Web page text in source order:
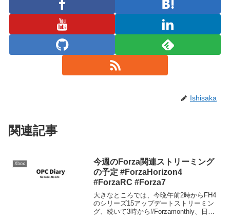
Ishisaka
関連記事
Xbox
今週のForza関連ストリーミング
の予定 #ForzaHorizon4
#ForzaRC #Forza7
大きなところでは、今晩午前2時からFH4
のシリーズ15アップデートストリーミン
グ、続いて3時から#Forzamonthly、日曜